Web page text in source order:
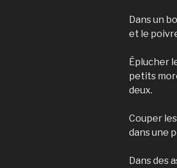
Dans un
et le
Éplucher
petits
deux.
Couper
dans une
Dans des